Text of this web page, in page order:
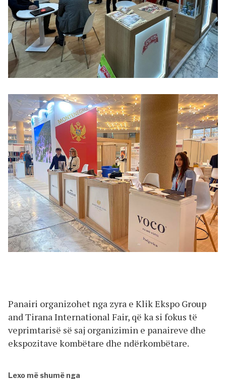
Panairi organizohet nga zyra e Klik Ekspo Group
and Tirana International Fair, që ka si fokus të
veprimtarisë së saj organizimin e panaireve dhe
ekspozitave kombëtare dhe ndërkombëtare.
Lexo më shumë nga